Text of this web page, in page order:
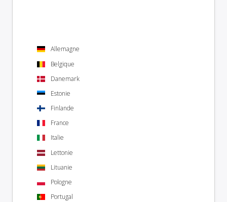
Allemagne
Belgique
Danemark
Estonie
Finlande
France
Italie
Lettonie
Lituanie
Pologne
Portugal